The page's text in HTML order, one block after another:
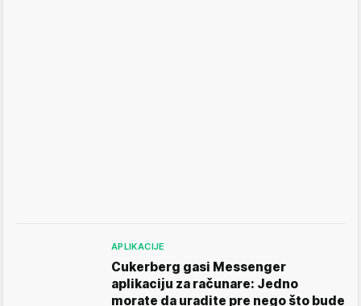
APLIKACIJE
Cukerberg gasi Messenger
aplikaciju za računare: Jedno
morate da uradite pre nego što bude